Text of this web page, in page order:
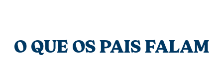
O QUE OS PAIS FALAM